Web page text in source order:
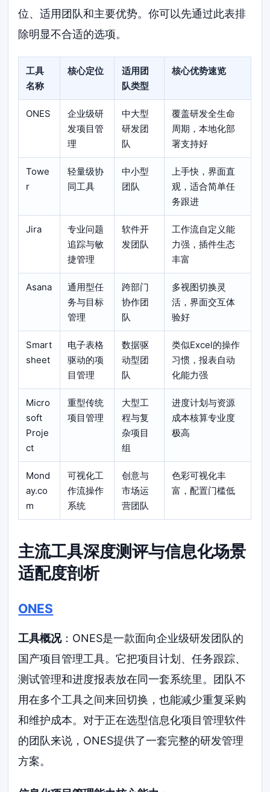
位、适用团队和主要优势。你可以先通过此表排
除明显不合适的选项。
工具
名称
核心定位
适用团
队类型
核心优势速览
ONES
企业级研
发项目管
理
中大型
研发团
队
覆盖研发全生命
周期，本地化部
署支持好
Towe
r
轻量级协
同工具
中小型
团队
上手快，界面直
观，适合简单任
务跟进
Jira
专业问题
追踪与敏
捷管理
软件开
发团队
工作流自定义能
力强，插件生态
丰富
Asana
通用型任
务与目标
管理
跨部门
协作团
队
多视图切换灵
活，界面交互体
验好
Smart
sheet
电子表格
驱动的项
目管理
数据驱
动型团
队
类似Excel的操作
习惯，报表自动
化能力强
Micro
soft
Proje
ct
重型传统
项目管理
大型工
程与复
杂项目
组
进度计划与资源
成本核算专业度
极高
Mond
ay.co
m
可视化工
作流操作
系统
创意与
市场运
营团队
色彩可视化丰
富，配置门槛低
主流工具深度测评与信息化场景
适配度剖析
ONES
工具概况：ONES是一款面向企业级研发团队的
国产项目管理工具。它把项目计划、任务跟踪、
测试管理和进度报表放在同一套系统里。团队不
用在多个工具之间来回切换，也能减少重复采购
和维护成本。对于正在选型信息化项目管理软件
的团队来说，ONES提供了一套完整的研发管理
方案。